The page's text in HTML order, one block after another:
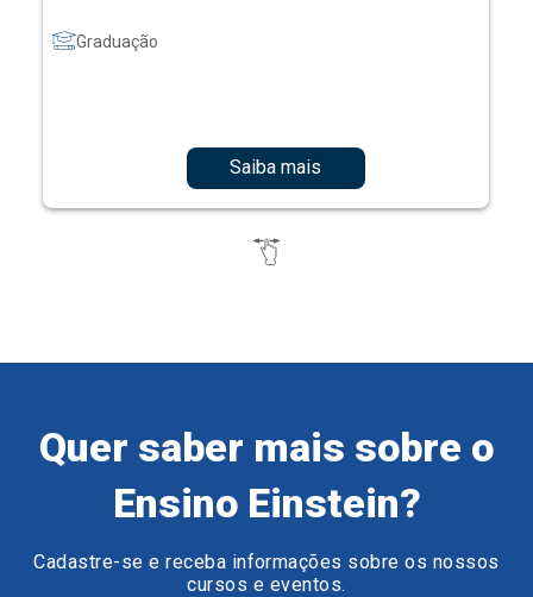
Graduação
Saiba mais
Quer saber mais sobre o
Ensino Einstein?
Cadastre-se e receba informações sobre os nossos
cursos e eventos.